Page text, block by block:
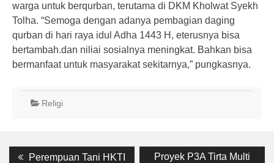
warga untuk berqurban, terutama di DKM Kholwat Syekh
Tolha. “Semoga dengan adanya pembagian daging
qurban di hari raya idul Adha 1443 H, eterusnya bisa
bertambah.dan niliai sosialnya meningkat. Bahkan bisa
bermanfaat untuk masyarakat sekitarnya,” pungkasnya.
Religi
PostPrevious
Perempuan Tani HKTI
Next
Proyek P3A Tirta Multi